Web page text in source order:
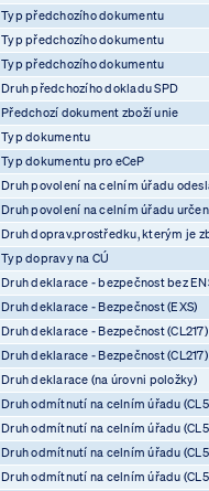
Typ předchozího dokumentu
Typ předchozího dokumentu
Typ předchozího dokumentu
Druh předchozího dokladu SPD
Předchozí dokument zboží unie
Typ dokumentu
Typ dokumentu pro eCeP
Druh povolení na celním úřadu
Druh povolení na celním úřadu
Druh doprav.prostředku, kterým je
Typ dopravy na CÚ
Druh deklarace - bezpečnost bez
Druh deklarace - Bezpečnost (EXS)
Druh deklarace - Bezpečnost (CL217)
Druh deklarace - Bezpečnost (CL217)
Druh deklarace (na úrovni položky)
Druh odmítnutí na celním úřadu
Druh odmítnutí na celním úřadu
Druh odmítnutí na celním úřadu
Druh odmítnutí na celním úřadu